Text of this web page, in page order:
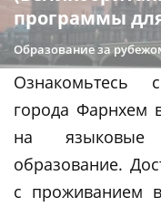
программы
Образование за
Ознакомьтесь
города Фарнхем
на
образование.
с проживанием